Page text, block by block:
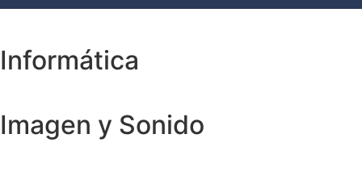
Informática
Imagen y Sonido